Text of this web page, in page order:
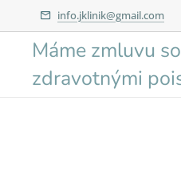
info.jklinik@gmail.com
Máme zmluvu
zdravotnými